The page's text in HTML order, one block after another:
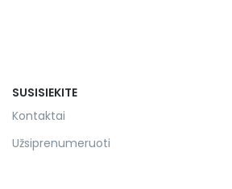
SUSISIEKITE
Kontaktai
Užsiprenumeruoti